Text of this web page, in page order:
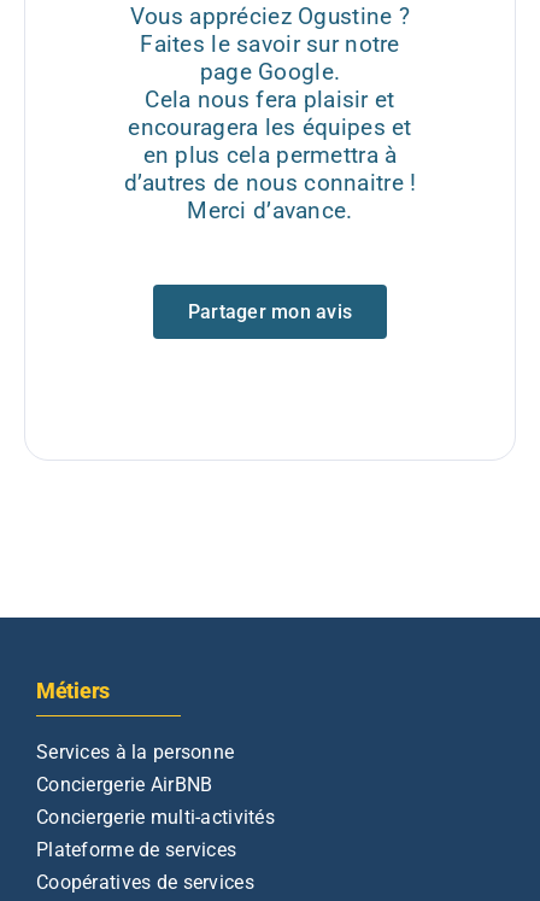
Vous appréciez Ogustine ?
Faites le savoir sur notre
page Google.
Cela nous fera plaisir et
encouragera les équipes et
en plus cela permettra à
d’autres de nous connaitre !
Merci d’avance.
Partager mon avis
Métiers
Services à la personne
Conciergerie AirBNB
Conciergerie multi-activités
Plateforme de services
Coopératives de services